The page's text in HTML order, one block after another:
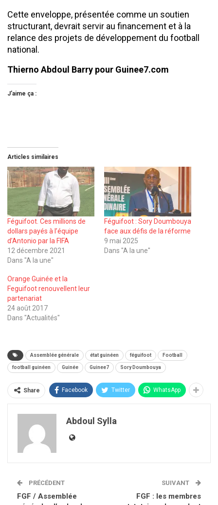
Cette enveloppe, présentée comme un soutien
structurant, devrait servir au financement et à la
relance des projets de développement du football
national.
Thierno Abdoul Barry pour Guinee7.com
J’aime ça :
Articles similaires
Féguifoot. Ces millions de
dollars payés à l’équipe
d’Antonio par la FIFA
12 décembre 2021
Dans "A la une"
Féguifoot : Sory Doumbouya
face aux défis de la réforme
9 mai 2025
Dans "A la une"
Orange Guinée et la
Feguifoot renouvellent leur
partenariat
24 août 2017
Dans "Actualités"
Assemblée générale état guinéen féguifoot Football
football guinéen Guinée Guinee7 Sory Doumbouya
Share Facebook Twitter WhatsApp
Abdoul Sylla
PRÉCÉDENT
FGF / Assemblée
SUIVANT
FGF : les membres